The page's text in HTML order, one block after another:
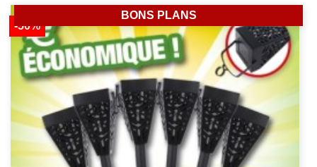
-50%
BONS PLANS